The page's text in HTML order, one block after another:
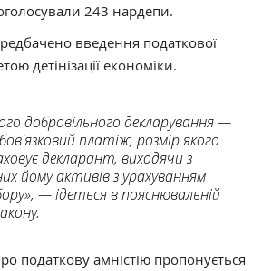
243 нардепи.
введення податкової
детінізації економіки.
добровільного декларування —
платіж, розмір якого
декларант, виходячи з
йому активів з урахуванням
— ідеться в пояснювальній
податкову амністію пропонується